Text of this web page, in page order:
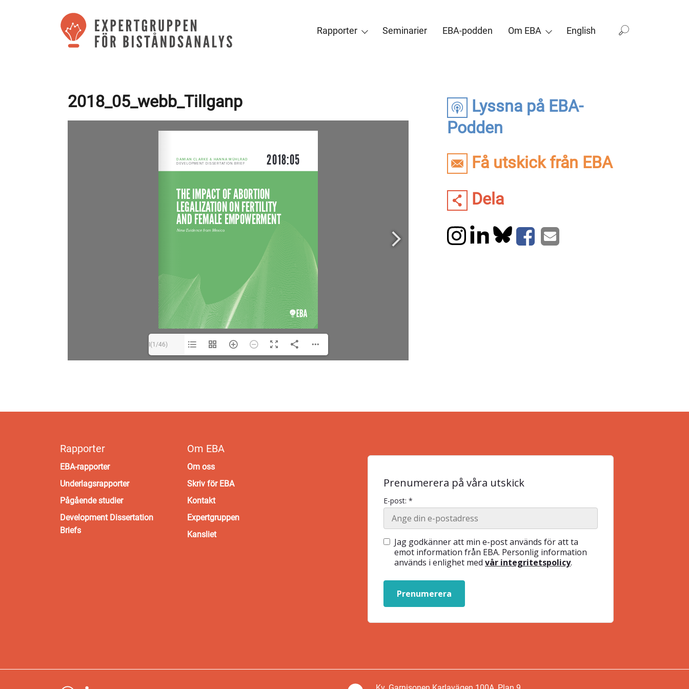
Rapporter Seminarier EBA-podden Om EBA English
Lyssna på EBA-
Podden
Få utskick från EBA
Dela
2018_05_webb_Tillganp
I(1/46)
Rapporter
EBA-rapporter
Underlagsrapporter
Pågående studier
Development Dissertation
Briefs
Om EBA
Om oss
Skriv för EBA
Kontakt
Expertgruppen
Kansliet
Prenumerera på våra utskick
E-post: *
Jag godkänner att min e-post används för att ta
emot information från EBA. Personlig information
används i enlighet med vår integritetspolicy.
Prenumerera